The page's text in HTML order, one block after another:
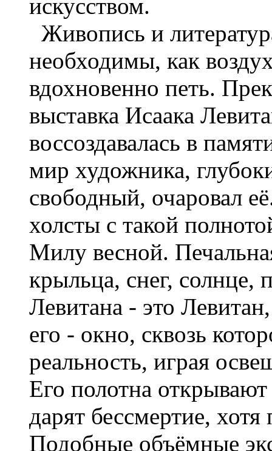
искусством.
Живопись и
необходимы, как
вдохновенно петь.
выставка Исаака
воссоздавалась в
мир художника,
свободный, очаровал
холсты с такой
Милу весной.
крыльца, снег,
Левитана - это
его - окно, сквозь
реальность, играя
Его полотна
дарят бессмертие,
Подобные объёмные